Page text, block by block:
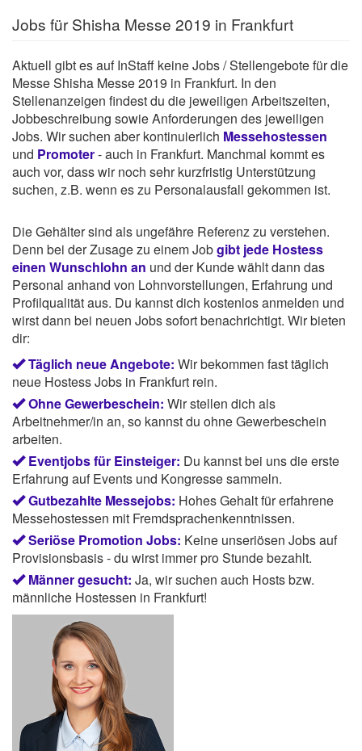
Jobs für Shisha Messe 2019 in Frankfurt
Aktuell gibt es auf InStaff keine Jobs / Stellengebote für die
Messe Shisha Messe 2019 in Frankfurt. In den
Stellenanzeigen findest du die jeweiligen Arbeitszeiten,
Jobbeschreibung sowie Anforderungen des jeweiligen
Jobs. Wir suchen aber kontinuierlich Messehostessen
und Promoter- auch in Frankfurt. Manchmal kommt es
auch vor, dass wir noch sehr kurzfristig Unterstützung
suchen, z.B. wenn es zu Personalausfall gekommen ist.
Die Gehälter sind als ungefähre Referenz zu verstehen.
Denn bei der Zusage zu einem Jobgibt jede Hostess
einen Wunschlohn an und der Kunde wählt dann das
Personal anhand von Lohnvorstellungen, Erfahrung und
Profilqualität aus. Du kannst dich kostenlos anmelden und
wirst dann bei neuen Jobs sofort benachrichtigt. Wir bieten
dir:
Täglich neue Angebote: Wir bekommen fast täglich
neue Hostess Jobs in Frankfurt rein.
Ohne Gewerbeschein: Wir stellen dich als
Arbeitnehmer/in an, so kannst du ohne Gewerbeschein
arbeiten.
Eventjobs für Einsteiger: Du kannst bei uns die erste
Erfahrung auf Events und Kongresse sammeln.
Gutbezahlte Messejobs: Hohes Gehalt für erfahrene
Messehostessen mit Fremdsprachenkenntnissen.
Seriöse Promotion Jobs: Keine unseriösen Jobs auf
Provisionsbasis - du wirst immer pro Stunde bezahlt.
Männer gesucht: Ja, wir suchen auch Hosts bzw.
männliche Hostessen in Frankfurt!